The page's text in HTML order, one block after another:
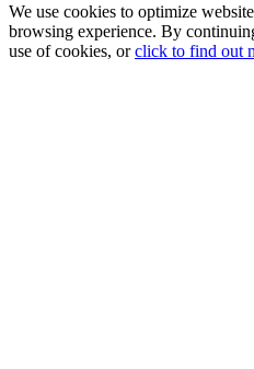
We use cookies to optimize
browsing experience. By
use of cookies, orclick to find out